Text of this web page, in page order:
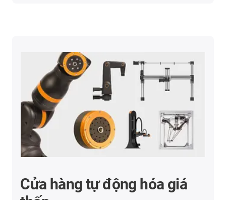
Cửa hàng tự động hóa giá